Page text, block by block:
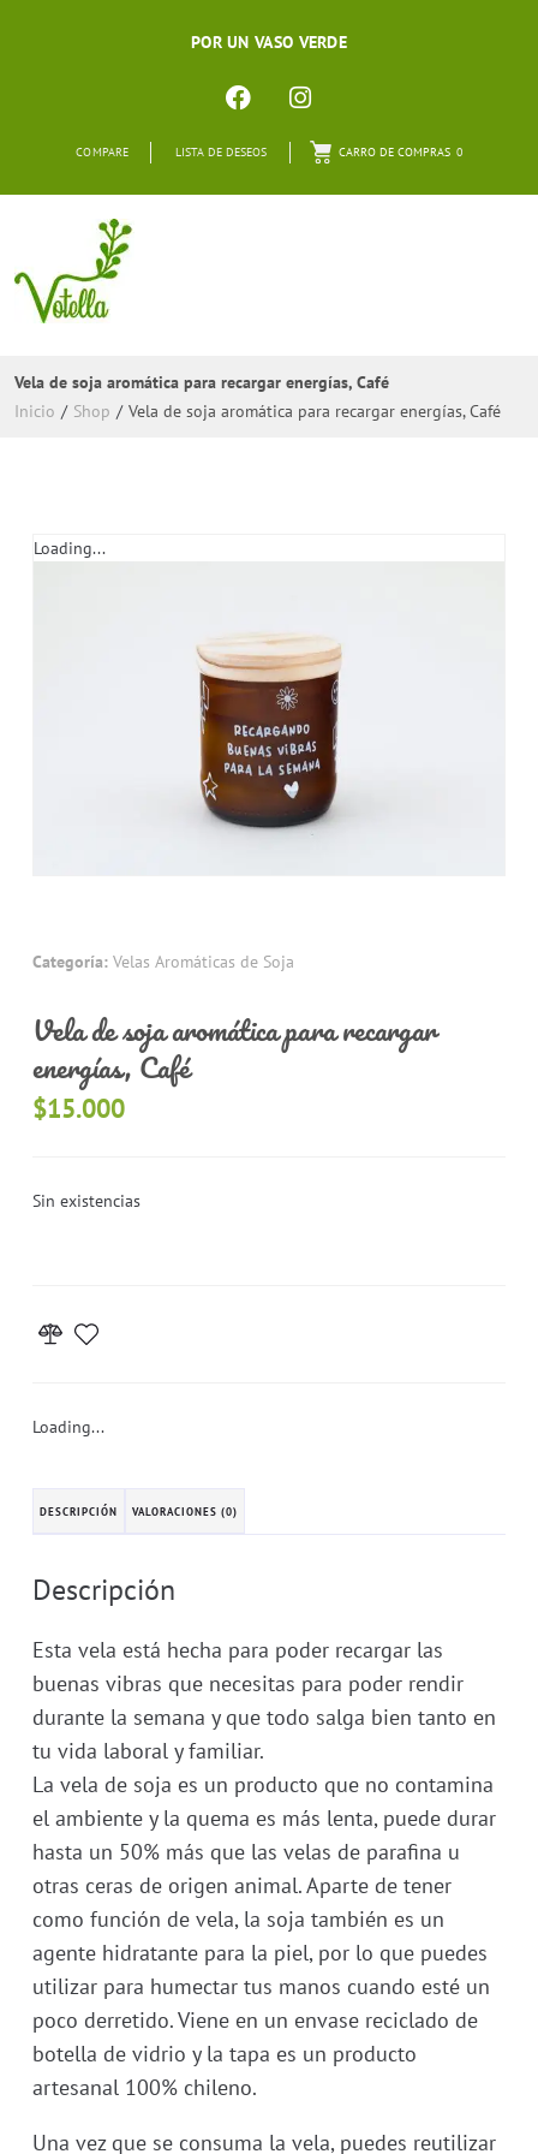
POR UN VASO VERDE
COMPARE LISTA DE DESEOS CARRO DE COMPRAS 0
Vela de soja aromática para recargar energías, Café
Inicio / Shop / Vela de soja aromática para recargar energías, Café
Loading...
Categoría: Velas Aromáticas de Soja
Vela de soja aromática para recargar
energías, Café
$15.000
Sin existencias
Loading...
DESCRIPCIÓN VALORACIONES (0)
Descripción
Esta vela está hecha para poder recargar las
buenas vibras que necesitas para poder rendir
durante la semana y que todo salga bien tanto en
tu vida laboral y familiar.
La vela de soja es un producto que no contamina
el ambiente y la quema es más lenta, puede durar
hasta un 50% más que las velas de parafina u
otras ceras de origen animal. Aparte de tener
como función de vela, la soja también es un
agente hidratante para la piel, por lo que puedes
utilizar para humectar tus manos cuando esté un
poco derretido. Viene en un envase reciclado de
botella de vidrio y la tapa es un producto
artesanal 100% chileno.
Una vez que se consuma la vela, puedes reutilizar